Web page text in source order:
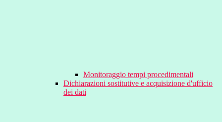
Monitoraggio tempi procedimentali
Dichiarazioni sostitutive e acquisizione d'ufficio
dei dati